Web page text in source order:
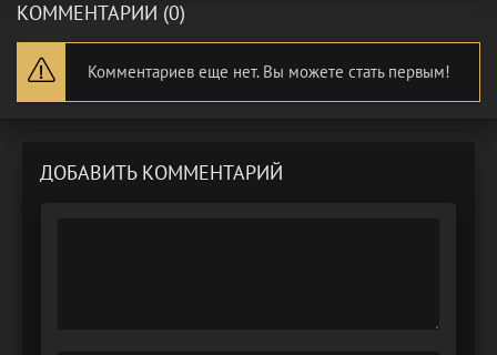
КОММЕНТАРИИ (0)
Комментариев еще нет. Вы можете стать первым!
ДОБАВИТЬ КОММЕНТАРИЙ